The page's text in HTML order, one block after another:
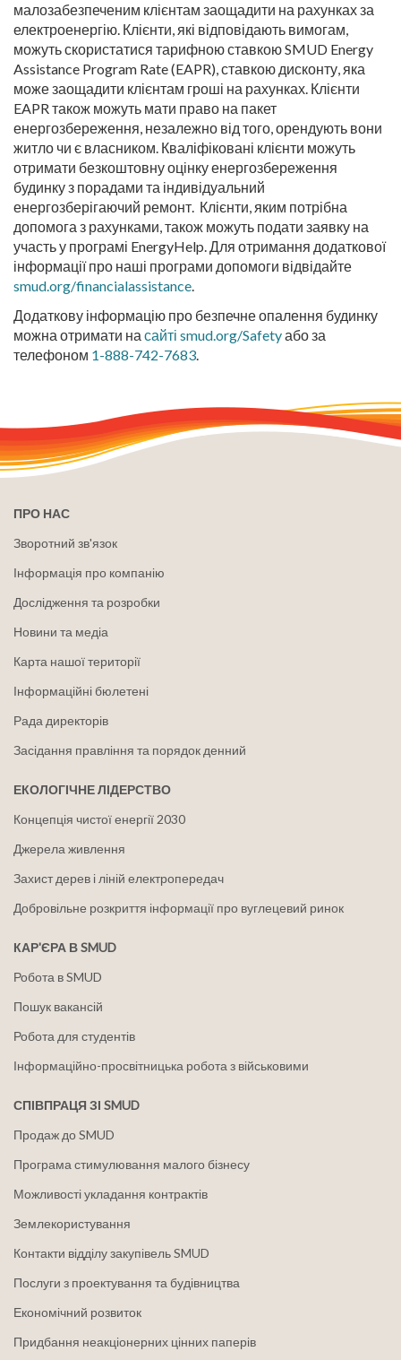
малозабезпеченим клієнтам заощадити на рахунках за
електроенергію. Клієнти, які відповідають вимогам,
можуть скористатися тарифною ставкою SMUD Energy
Assistance Program Rate (EAPR), ставкою дисконту, яка
може заощадити клієнтам гроші на рахунках. Клієнти
EAPR також можуть мати право на пакет
енергозбереження, незалежно від того, орендують вони
житло чи є власником. Кваліфіковані клієнти можуть
отримати безкоштовну оцінку енергозбереження
будинку з порадами та індивідуальний
енергозберігаючий ремонт. Клієнти, яким потрібна
допомога з рахунками, також можуть подати заявку на
участь у програмі EnergyHelp. Для отримання додаткової
інформації про наші програми допомоги відвідайте
smud.org/financialassistance.
Додаткову інформацію про безпечне опалення будинку
можна отримати на сайті smud.org/Safetyабо за
телефоном 1-888-742-7683.
ПРО НАС
Зворотний зв'язок
Інформація про компанію
Дослідження та розробки
Новини та медіа
Карта нашої території
Інформаційні бюлетені
Рада директорів
Засідання правління та порядок денний
ЕКОЛОГІЧНЕ ЛІДЕРСТВО
Концепція чистої енергії 2030
Джерела живлення
Захист дерев і ліній електропередач
Добровільне розкриття інформації про вуглецевий ринок
КАР'ЄРА В SMUD
Робота в SMUD
Пошук вакансій
Робота для студентів
Інформаційно-просвітницька робота з військовими
СПІВПРАЦЯ ЗІ SMUD
Продаж до SMUD
Програма стимулювання малого бізнесу
Можливості укладання контрактів
Землекористування
Контакти відділу закупівель SMUD
Послуги з проектування та будівництва
Економічний розвиток
Придбання неакціонерних цінних паперів